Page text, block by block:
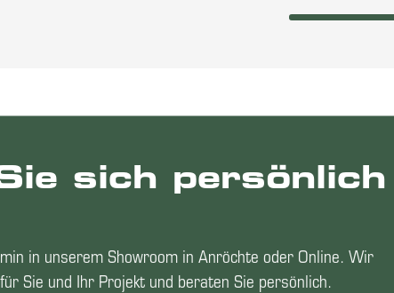
sich persönlich
in unserem Showroom in Anröchte oder Online. Wir
Sie und Ihr Projekt und beraten Sie persönlich.